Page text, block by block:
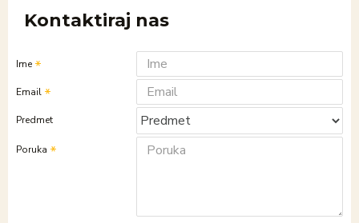
Kontaktiraj nas
Ime
Email
Predmet
Poruka